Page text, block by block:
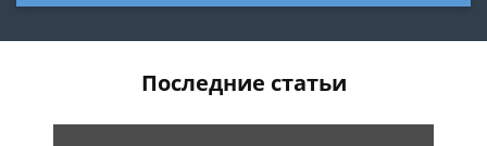
Последние статьи